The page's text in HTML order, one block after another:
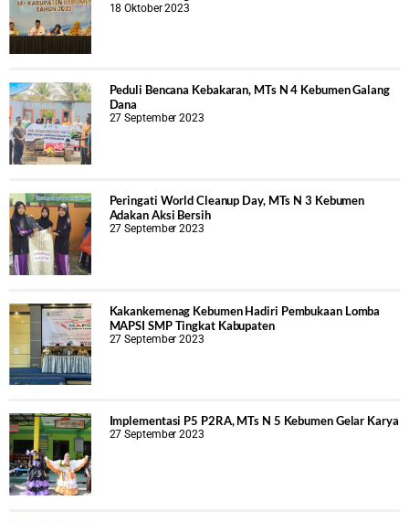
18 Oktober 2023
Peduli Bencana Kebakaran, MTs N 4 Kebumen Galang
Dana
27 September 2023
Peringati World Cleanup Day, MTs N 3 Kebumen
Adakan Aksi Bersih
27 September 2023
Kakankemenag Kebumen Hadiri Pembukaan Lomba
MAPSI SMP Tingkat Kabupaten
27 September 2023
Implementasi P5 P2RA, MTs N 5 Kebumen Gelar Karya
27 September 2023